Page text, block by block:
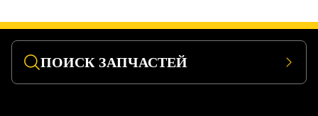
ПОИСК ЗАПЧАСТЕЙ